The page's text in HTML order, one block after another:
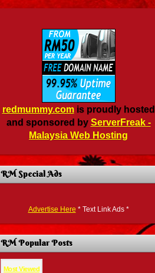
redmummy.comis proudly hosted
and sponsored by ServerFreak -
Malaysia Web Hosting
RM Special Ads
Advertise Here * Text Link Ads *
RM Popular Posts
Most Viewed